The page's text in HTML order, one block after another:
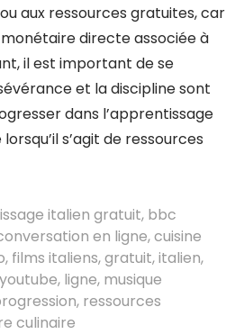
aux ressources gratuites, car
directe associée à
il est important de se
et la discipline sont
dans l’apprentissage
s’agit de ressources
italien gratuit, bbc
en ligne,cuisine
, films italiens,gratuit,italien,
, ligne, musique
, ressources
culinaire